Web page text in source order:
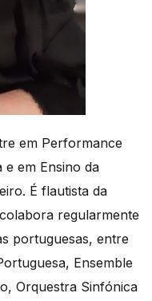
em Performance
e em Ensino da
É flautista da
regularmente
portuguesas, entre
Ensemble
Orquestra Sinfónica